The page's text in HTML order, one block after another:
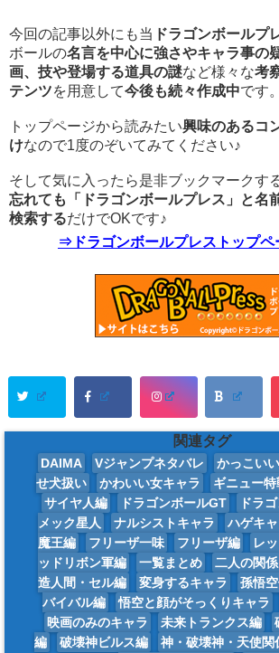
今回の記事以外にも当 ドラゴンボールプ
ボールの名言を中心に強さやキャラ事の
画、技や登場する道具の謎など様々な考
テンツを用意して今後も続々作成中です。
トップページから読みたい興味のあるコ
けなので1度のぞいてみてください♪
そして気に入ったら是非ブックマークす
忘れても「ドラゴンボールプレス」と名
検索するだけでOKです♪
⇒ドラゴンボールプレストップペ
関連タグ
DAIMA Vジャンプネタバレ かっこい
せ犬扱い
かわいい女キャラ ギニュー特
サイヤ人編
ドラゴンボールGT ドラ
メック星人
ナルシストキャラ ハゲキャ
魔王編
フリーザ一味 フリーザ編 レ
ッドリボン軍編
一覧まとめ 二人の関係
造人間・セル編
変身するキャラ 孫悟
バイバル編
悟空と顔がそっくりキャラ
映画のみのキャラ
未来トランクス編
編
破壊神ビルス編 神・破壊神・天使関